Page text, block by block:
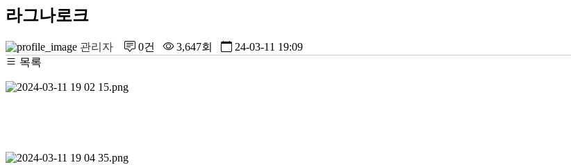
라그나로크
관리자 0건 3,647회
24-03-11 19:09
목록